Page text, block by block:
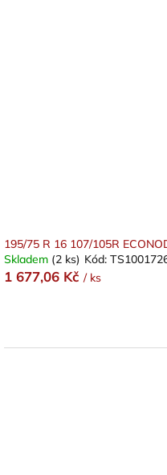
195/75 R 16 107/105R
Skladem (2 ks) Kód:
1 677,06 Kč / ks